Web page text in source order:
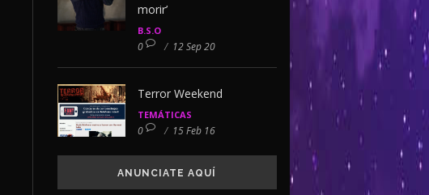
morir’
B.S.O
0 / 12 Sep 20
Terror Weekend
TEMÁTICAS
0 / 15 Feb 16
ANUNCIATE AQUÍ